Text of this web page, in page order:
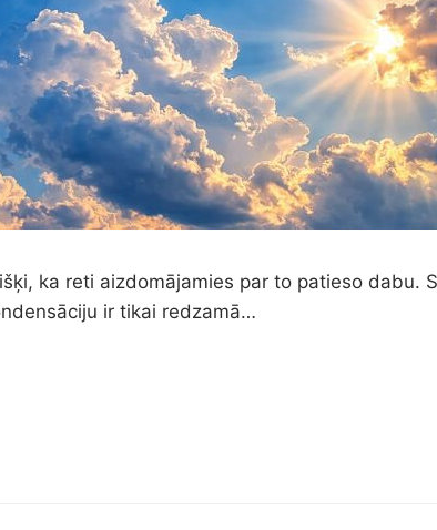
ka reti aizdomājamies par to patieso dabu.
ir tikai redzamā…